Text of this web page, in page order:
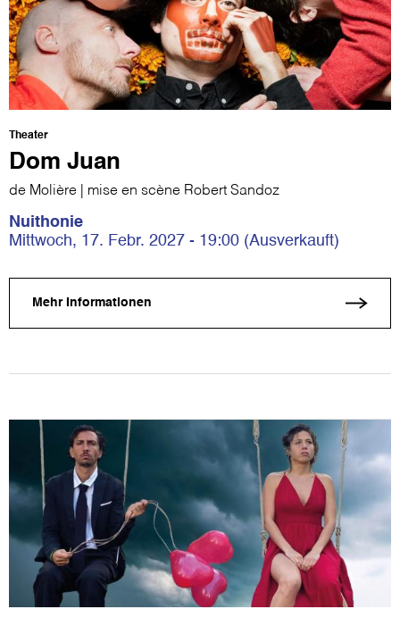
Theater
Dom Juan
de Molière | mise en scène Robert Sandoz
Nuithonie
Mittwoch, 17. Febr. 2027 - 19:00 (Ausverkauft)
Mehr Informationen